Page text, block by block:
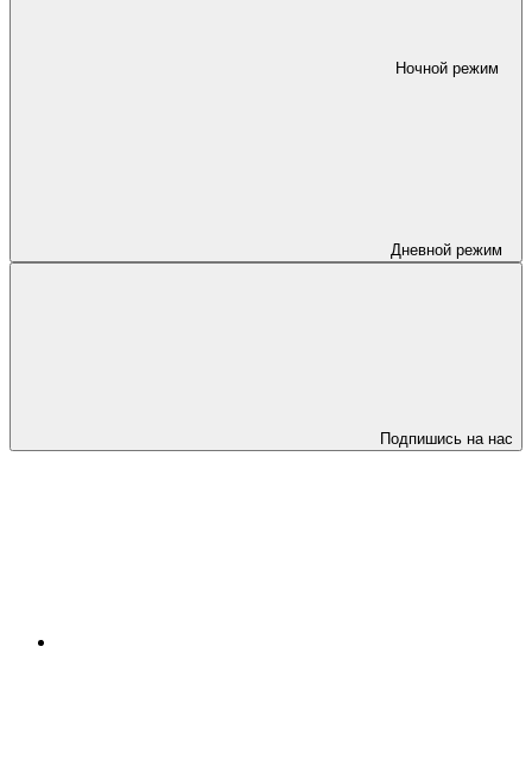
Ночной режим
Дневной режим
Подпишись на нас